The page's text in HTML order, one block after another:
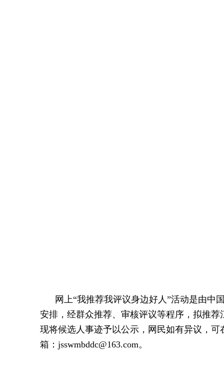
网上“我推荐我评议身边好人”活动是由中
安排，经群众推荐、审核评议等程序，拟推荐
现将候选人事迹予以公示，网民如有异议，可
箱：jsswmbddc@163.com。